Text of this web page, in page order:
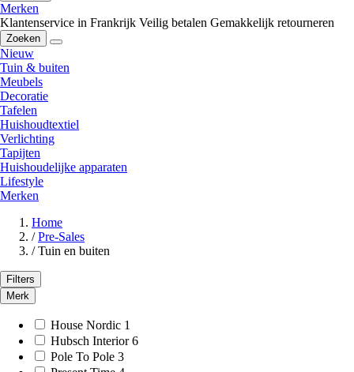
Merken
Klantenservice in Frankrijk Veilig betalen Gemakkelijk retourneren
Zoeken
Nieuw
Tuin & buiten
Meubels
Decoratie
Tafelen
Huishoudtextiel
Verlichting
Tapijten
Huishoudelijke apparaten
Lifestyle
Merken
Home
/ Pre-Sales
/ Tuin en buiten
Filters
Merk
House Nordic 1
Hubsch Interior 6
Pole To Pole 3